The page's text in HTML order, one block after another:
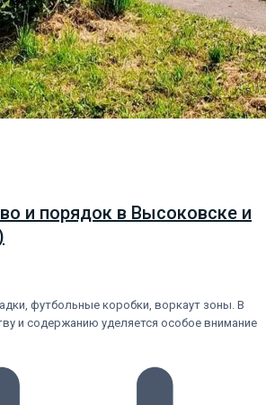
и порядок в Высоковске и
футбольные коробки, воркаут зоны. В
и содержанию уделяется особое внимание